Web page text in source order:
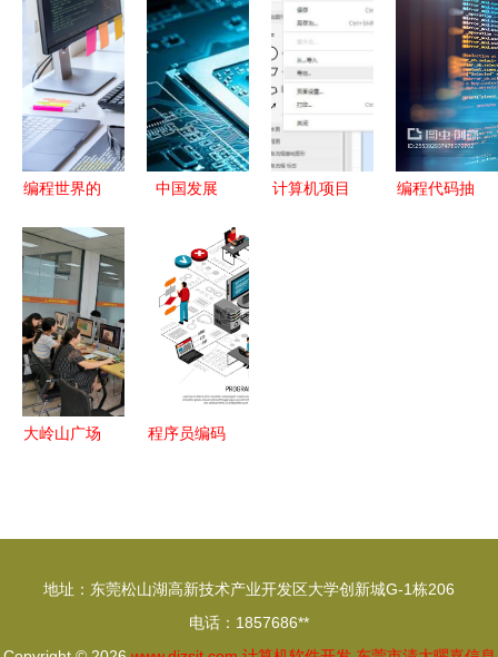
件开发人员
的技术转让
人生
龙头股一览
与计算机软
件开发的应
用
机软件与开
发技能指南
的软件销
售、以股代
息与技术成
果转让策略
研究
编程世界的
一位软件开
发者的日常
中国发展
机会与挑战
计算机项目
编程代码抽
大岭山广场
件开发课程
程序员编码
景视角
地址：东莞松山湖高新技术产业开发区大学创新城G-1栋206
电话：1857686**